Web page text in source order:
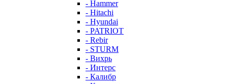
- Hammer
- Hitachi
- Hyundai
- PATRIOT
- Rebir
- STURM
- Вихрь
- Интерс
- Калибр